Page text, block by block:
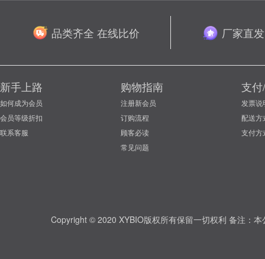
品类齐全 在线比价 厂家直
新手上路
如何成为会员
会员等级折扣
联系客服
购物指南
注册新会员
订购流程
顾客必读
常见问题
支
发票说
配送方
支付方
Copyright © 2020 XYBIO版权所有保留一切权利 备注：